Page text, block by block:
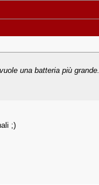
una batteria più grande.
;)